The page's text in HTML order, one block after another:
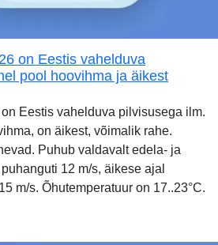
on Eestis vahelduva
pool hoovihma ja äikest
Eestis vahelduva pilvisusega ilm.
on äikest, võimalik rahe.
Puhub valdavalt edela- ja
12 m/s, äikese ajal
m/s. Õhutemperatuur on 17..23°C.